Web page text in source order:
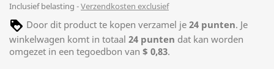
Inclusief belasting Verzendkosten exclusief
Door dit product te kopen verzamel je 24 punten. Je
winkelwagen komt in totaal 24 punten dat kan worden
omgezet in een tegoedbon van $ 0,83.